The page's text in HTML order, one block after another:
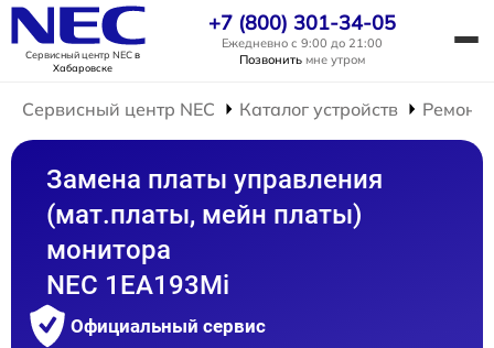
Сервисный центр NECв
Хабаровске
+7 (800) 301-34-05
Ежедневно с 9:00 до 21:00
Позвонить мне утром
Сервисный центр NEC Каталог устройств Ремонт
Замена платы управления
(мат.платы, мейн платы)
монитора
NEC 1EA193Mi
Официальный сервис